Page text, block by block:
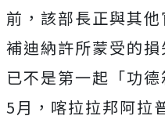
前，該部長正與其
補迪納許所蒙受的
已不是第一起「功
5月，喀拉拉邦阿